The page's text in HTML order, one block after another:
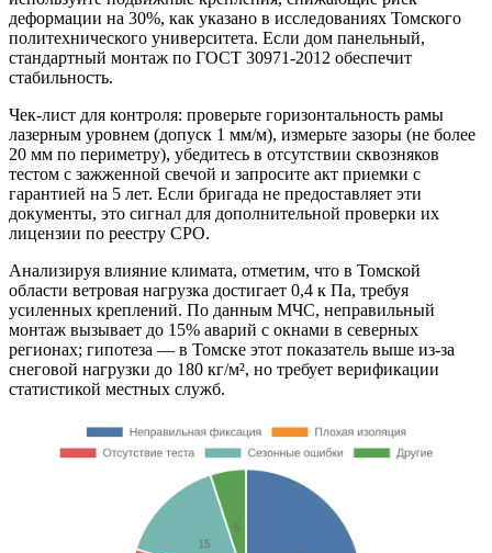
деформации на 30%, как указано в исследованиях Томского
политехнического университета. Если дом панельный,
стандартный монтаж по ГОСТ 30971-2012 обеспечит
стабильность.
Чек-лист для контроля: проверьте горизонтальность рамы
лазерным уровнем (допуск 1 мм/м), измерьте зазоры (не более
20 мм по периметру), убедитесь в отсутствии сквозняков
тестом с зажженной свечой и запросите акт приемки с
гарантией на 5 лет. Если бригада не предоставляет эти
документы, это сигнал для дополнительной проверки их
лицензии по реестру СРО.
Анализируя влияние климата, отметим, что в Томской
области ветровая нагрузка достигает 0,4 к Па, требуя
усиленных креплений. По данным МЧС, неправильный
монтаж вызывает до 15% аварий с окнами в северных
регионах; гипотеза — в Томске этот показатель выше из-за
снеговой нагрузки до 180 кг/м², но требует верификации
статистикой местных служб.